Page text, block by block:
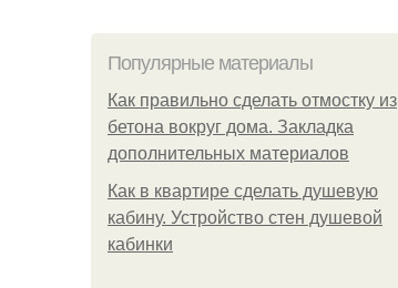
Популярные материалы
Как правильно сделать отмостку из
бетона вокруг дома. Закладка
дополнительных материалов
Как в квартире сделать душевую
кабину. Устройство стен душевой
кабинки